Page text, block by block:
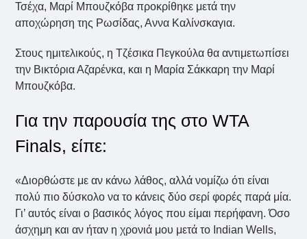
Τσέχα, Μαρί Μπουζκόβα προκρίθηκε μετά την
αποχώρηση της Ρωσίδας, Αννα Καλίνσκαγια.
Στους ημιτελικούς, η Τζέσικα Πεγκούλα θα αντιμετωπίσει
την Βικτόρια Αζαρένκα, και η Μαρία Σάκκαρη την Μαρί
Μπουζκόβα.
Για την παρουσία της στο WTA
Finals, είπε:
«Διορθώστε με αν κάνω λάθος, αλλά νομίζω ότι είναι
πολύ πιο δύσκολο να το κάνεις δύο σερί φορές παρά μία.
Γι’ αυτός είναι ο βασικός λόγος που είμαι περήφανη. Όσο
άσχημη και αν ήταν η χρονιά μου μετά το Indian Wells,